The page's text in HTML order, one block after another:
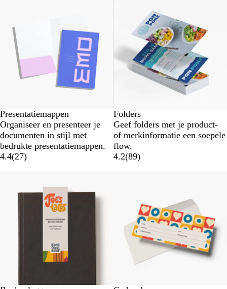
Presentatiemappen
Organiseer en presenteer je
documenten in stijl met
bedrukte presentatiemappen.
4.4(27)
Folders
Geef folders met je product-
of merkinformatie een soepele
flow.
4.2(89)